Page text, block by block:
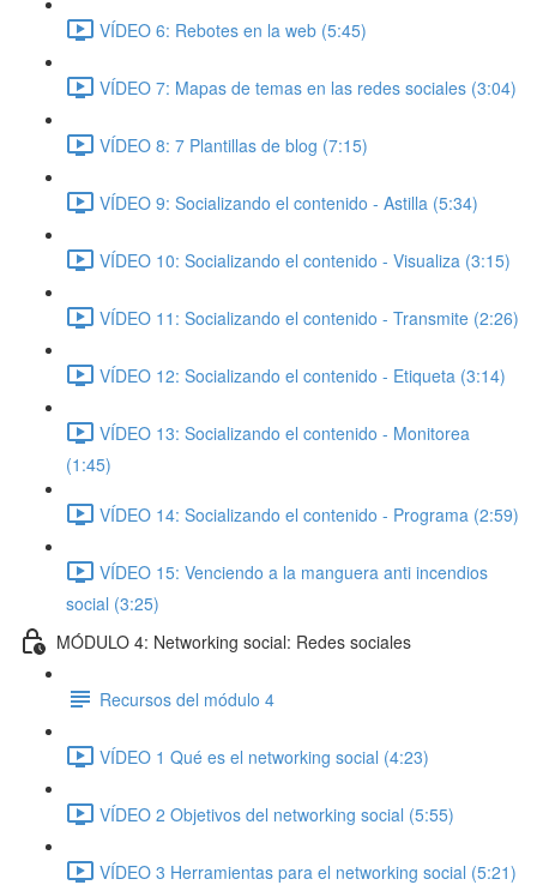
VÍDEO 6: Rebotes en la web (5:45)
VÍDEO 7: Mapas de temas en las redes sociales (3:04)
VÍDEO 8: 7 Plantillas de blog (7:15)
VÍDEO 9: Socializando el contenido - Astilla (5:34)
VÍDEO 10: Socializando el contenido - Visualiza (3:15)
VÍDEO 11: Socializando el contenido - Transmite (2:26)
VÍDEO 12: Socializando el contenido - Etiqueta (3:14)
VÍDEO 13: Socializando el contenido - Monitorea
(1:45)
VÍDEO 14: Socializando el contenido - Programa (2:59)
VÍDEO 15: Venciendo a la manguera anti incendios
social (3:25)
MÓDULO 4: Networking social: Redes sociales
Recursos del módulo 4
VÍDEO 1 Qué es el networking social (4:23)
VÍDEO 2 Objetivos del networking social (5:55)
VÍDEO 3 Herramientas para el networking social (5:21)